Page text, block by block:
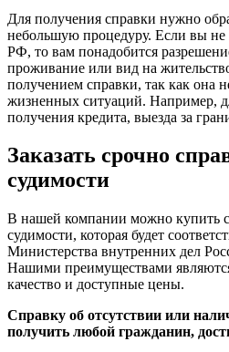
Для получения справки нужно
небольшую процедуру. Если вы не
РФ, то вам понадобится
проживание или вид на
получением справки, так как она
жизненных ситуаций. Например,
получения кредита, выезда за
Заказать срочно
судимости
В нашей компании можно купить
судимости, которая будет
Министерства внутренних дел
Нашими преимуществами
качество и доступные цены.
Справку об отсутствии или
получить любой гражданин,